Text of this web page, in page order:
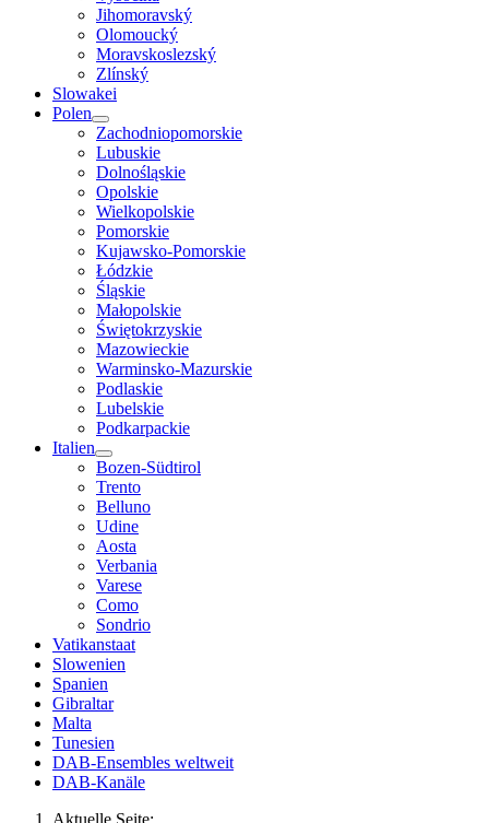
Jihomoravský
Olomoucký
Moravskoslezský
Zlínský
Slowakei
Polen
Zachodniopomorskie
Lubuskie
Dolnośląskie
Opolskie
Wielkopolskie
Pomorskie
Kujawsko-Pomorskie
Łódzkie
Śląskie
Małopolskie
Świętokrzyskie
Mazowieckie
Warminsko-Mazurskie
Podlaskie
Lubelskie
Podkarpackie
Italien
Bozen-Südtirol
Trento
Belluno
Udine
Aosta
Verbania
Varese
Como
Sondrio
Vatikanstaat
Slowenien
Spanien
Gibraltar
Malta
Tunesien
DAB-Ensembles weltweit
DAB-Kanäle